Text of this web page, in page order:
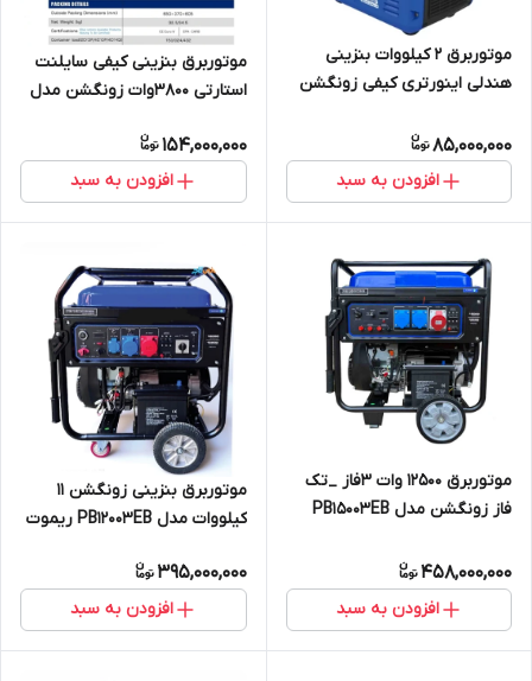
موتوربرق 2 کیلووات بنزینی
هندلی اینورتری کیفی زونگشن
85,000,000
افزودن به سبد
موتوربرق بنزینی کیفی سایلنت
استارتی 3800وات زونگشن مدل
154,000,000
افزودن به سبد
موتوربرق 12500 وات 3فاز _تک
فاز زونگشن مدل PB15003EB
458,000,000
افزودن به سبد
موتوربرق بنزینی زونگشن 11
کیلووات مدل PB12003EB ریموت
395,000,000
افزودن به سبد